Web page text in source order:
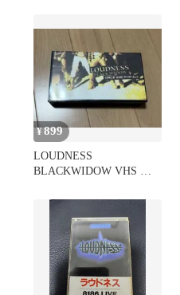
¥899
LOUDNESS
BLACKWIDOW VHS ビ